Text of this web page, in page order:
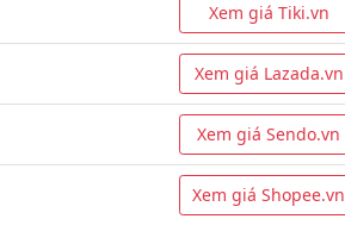
Xem giá Tiki.vn
Xem giá Lazada.vn
Xem giá Sendo.vn
Xem giá Shopee.vn